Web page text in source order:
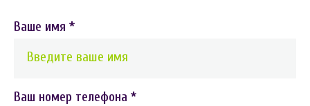
Ваше имя*
Ваш номер телефона*